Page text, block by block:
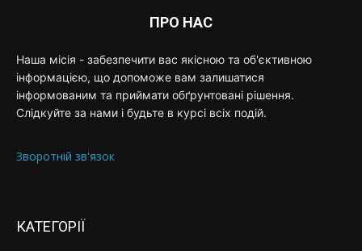
ПРО НАС
Наша місія - забезпечити вас якісною та об'єктивною
інформацією, що допоможе вам залишатися
інформованим та приймати обґрунтовані рішення.
Слідкуйте за нами і будьте в курсі всіх подій.
Зворотній зв'язок
КАТЕГОРІЇ